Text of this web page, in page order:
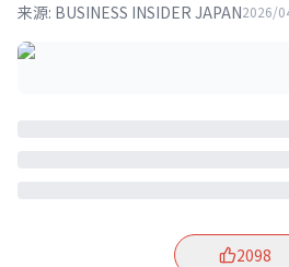
来源: BUSINESS INSIDER JAPAN2026/
2098